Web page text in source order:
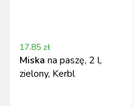
17.85 zł
Miska na paszę, 2 l,
zielony, Kerbl